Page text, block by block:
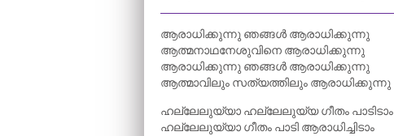
ആരാധിക്കുന്നു ഞങ്ങൾ ആരാധിക്കുന്നു
ആത്മനാഥനേശുവിനെ ആരാധിക്കുന്നു
ആരാധിക്കുന്നു ഞങ്ങൾ ആരാധിക്കുന്നു
ആത്മാവിലും സത്യത്തിലും ആരാധിക്കുന്നു
ഹല്ലേലുയ്യാ ഹല്ലേലുയ്യ ഗീതം പാടിടാം
ഹല്ലേലുയ്യാ ഗീതം പാടി ആരാധിച്ചിടാം